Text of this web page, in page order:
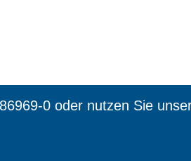
0 oder nutzen Sie